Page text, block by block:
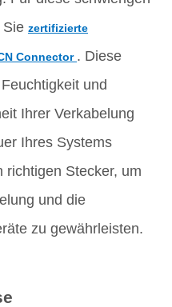
Sie zertifizierte
Connector . Diese
und
Ihrer Verkabelung
Ihres Systems
richtigen Stecker, um
und die
zu gewährleisten.